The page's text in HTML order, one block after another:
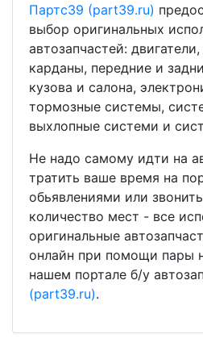
Партс39 (part39.ru)
выбор оригинальных
автозапчастей:
карданы, передние и
кузова и салона,
тормозные системы,
выхлопные системи и
Не надо самому идти на
тратить ваше время на
обьявлениями или
количество мест - все
оригинальные
онлайн при помощи пары
нашем портале б/у
(part39.ru).